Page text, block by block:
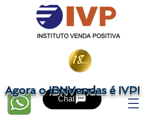
Chat
Agora o IBNVendas é IVP!